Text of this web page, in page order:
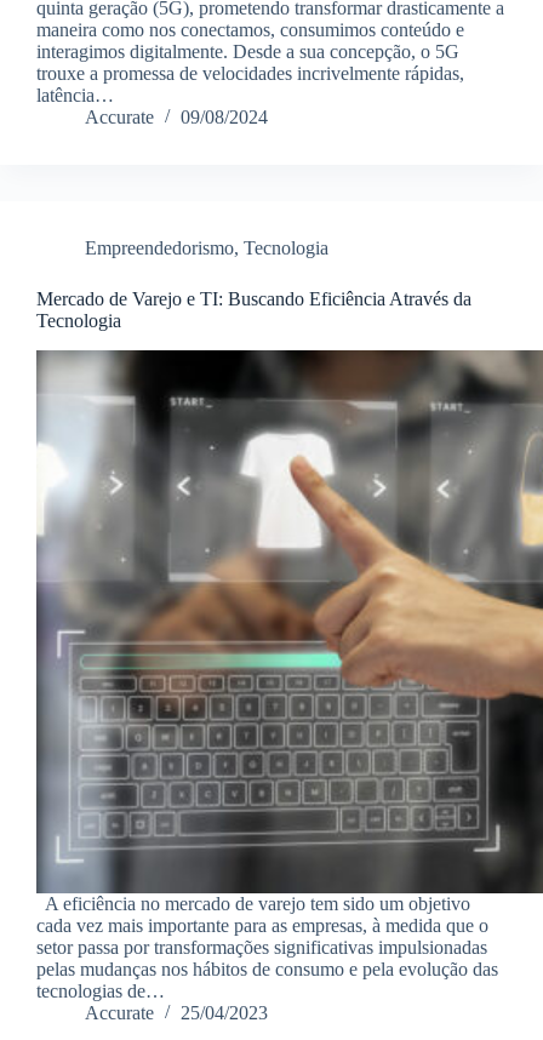
quinta geração (5G), prometendo transformar drasticamente a
maneira como nos conectamos, consumimos conteúdo e
interagimos digitalmente. Desde a sua concepção, o 5G
trouxe a promessa de velocidades incrivelmente rápidas,
latência…
Accurate
09/08/2024
Empreendedorismo, Tecnologia
Mercado de Varejo e TI: Buscando Eficiência Através da
Tecnologia
A eficiência no mercado de varejo tem sido um objetivo
cada vez mais importante para as empresas, à medida que o
setor passa por transformações significativas impulsionadas
pelas mudanças nos hábitos de consumo e pela evolução das
tecnologias de…
Accurate
25/04/2023